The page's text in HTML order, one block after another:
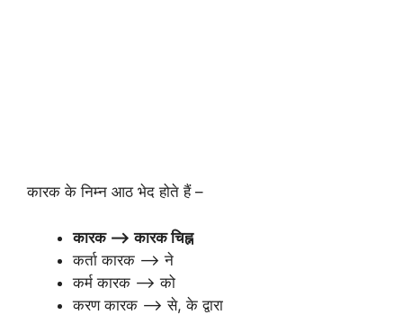
कारक के निम्न आठ भेद होते हैं –
कारक –> कारक चिह्न
कर्ता कारक –> ने
कर्म कारक –> को
करण कारक –> से, के द्वारा